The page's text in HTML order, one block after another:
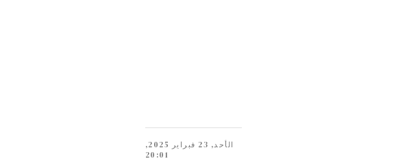
الأحد, 23 فبراير 2025,
20:01